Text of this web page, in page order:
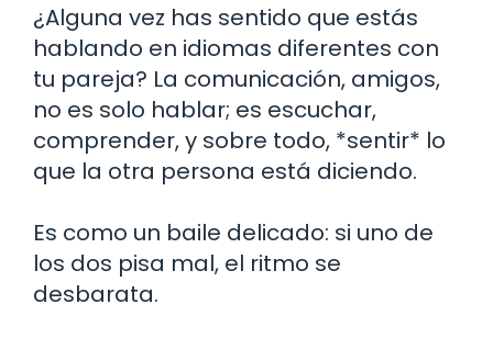
¿Alguna vez has sentido que estás
hablando en idiomas diferentes con
tu pareja? La comunicación, amigos,
no es solo hablar; es escuchar,
comprender, y sobre todo, *sentir* lo
que la otra persona está diciendo.
Es como un baile delicado: si uno de
los dos pisa mal, el ritmo se
desbarata.